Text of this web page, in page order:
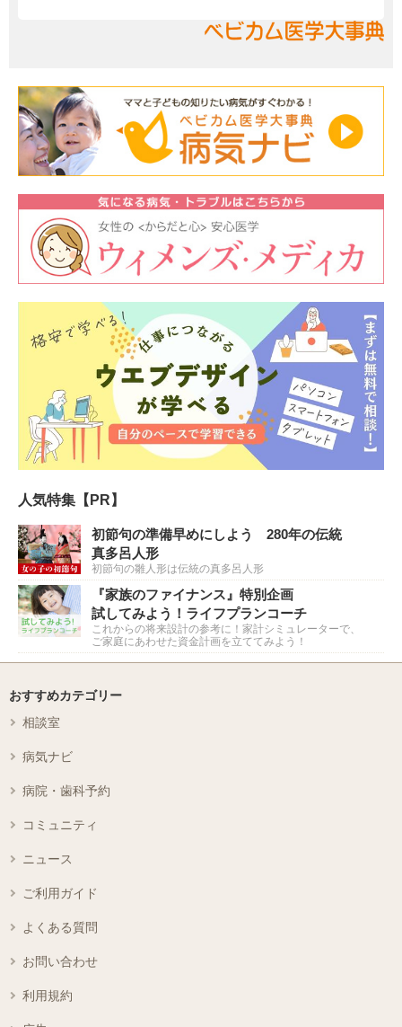
人気特集【PR】
初節句の準備早めにしよう 280年の伝統
真多呂人形
初節句の雛人形は伝統の真多呂人形
『家族のファイナンス』特別企画
試してみよう！ライフプランコーチ
これからの将来設計の参考に！家計シミュレーターで、
ご家庭にあわせた資金計画を立ててみよう！
おすすめカテゴリー
相談室
病気ナビ
病院・歯科予約
コミュニティ
ニュース
ご利用ガイド
よくある質問
お問い合わせ
利用規約